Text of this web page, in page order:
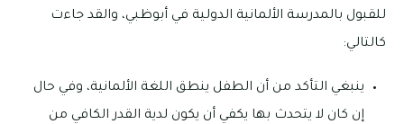
للقبول بالمدرسة الألمانية الدولية في أبوظبي، والقد جاءت
كالتالي:
ينبغي التأكد من أن الطفل ينطق اللغة الألمانية، وفي حال
إن كان لا يتحدث بها يكفي أن يكون لدية القدر الكافي من